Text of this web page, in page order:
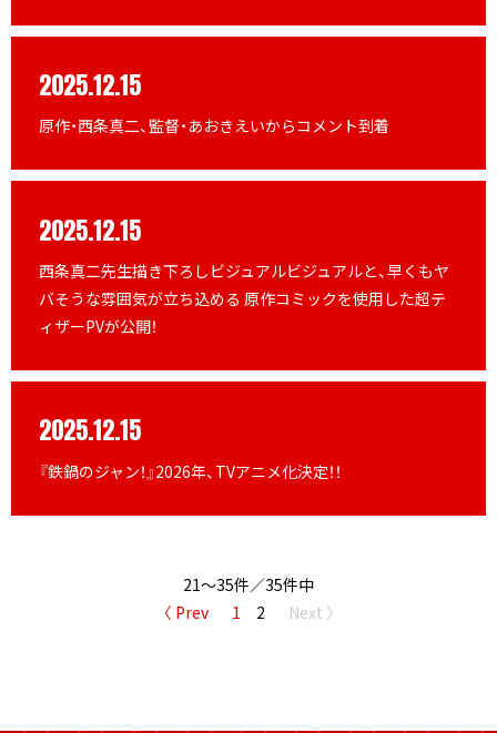
2025.12.15
原作・西条真二、監督・あおきえいからコメント到着
2025.12.15
西条真二先生描き下ろしビジュアルビジュアルと、早くもヤ
バそうな雰囲気が立ち込める 原作コミックを使用した超テ
ィザーPVが公開！
2025.12.15
『鉄鍋のジャン！』2026年、TVアニメ化決定！！
21～35件／35件中
〈 Prev
1 2 Next 〉